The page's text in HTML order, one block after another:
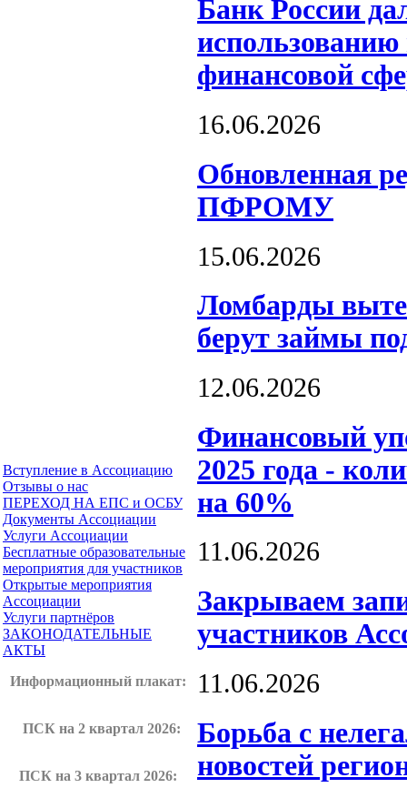
Вступление в Ассоциацию
Отзывы о нас
ПЕРЕХОД НА ЕПС и ОСБУ
Документы Ассоциации
Услуги Ассоциации
Бесплатные образовательные
мероприятия для участников
Открытые мероприятия
Ассоциации
Услуги партнёров
ЗАКОНОДАТЕЛЬНЫЕ
АКТЫ
Информационный плакат:
ПСК на 2 квартал 2026:
ПСК на 3 квартал 2026:
Банк России
использованию
финансовой
16.06.2026
Обновленная
ПФРОМУ
15.06.2026
Ломбарды
берут займы
12.06.2026
Финансовый
2025 года -
на 60%
11.06.2026
Закрываем
участников
11.06.2026
Борьба с
новостей